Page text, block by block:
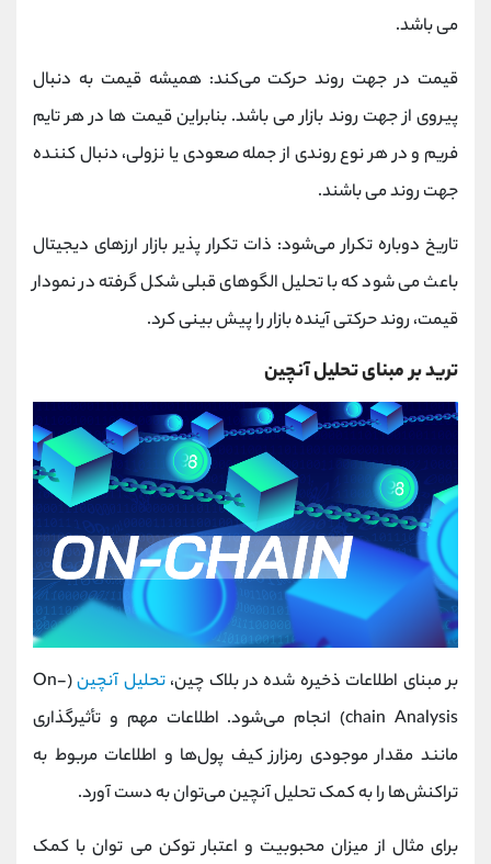
می باشد.
قیمت در جهت روند حرکت می‌کند: همیشه قیمت به دنبال
پیروی از جهت روند بازار می باشد. بنابراین قیمت ها در هر تایم
فریم و در هر نوع روندی از جمله صعودی یا نزولی، دنبال ‌کننده
جهت روند می باشند.
تاریخ دوباره تکرار می‌شود: ذات تکرار پذیر بازار ارزهای دیجیتال
باعث می شود که با تحلیل الگوهای قبلی شکل ‌گرفته در نمودار
قیمت، روند حرکتی آینده بازار را پیش بینی کرد.
ترید بر مبنای تحلیل آنچین
بر مبنای اطلاعات ذخیره شده در بلاک چین،تحلیل آنچین (On-
chain Analysis) انجام می‌شود. اطلاعات مهم و تأثیرگذاری
مانند مقدار موجودی رمزارز کیف پول‌ها و اطلاعات مربوط به
تراکنش‌ها را به کمک تحلیل آنچین می‌توان به‌ دست آورد.
برای مثال از میزان محبوبیت و اعتبار توکن می توان با کمک